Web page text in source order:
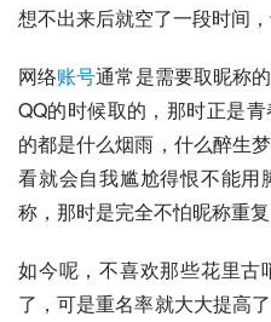
想不出来后就空了一段时间
网络账号通常是需要取昵称
QQ的时候取的，那时正是
的都是什么烟雨，什么醉生
看就会自我尴尬得恨不能
称，那时是完全不怕昵称重复
如今呢，不喜欢那些花里古
了，可是重名率就大大提高